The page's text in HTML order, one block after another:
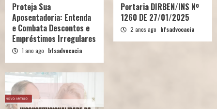
Proteja Sua
Aposentadoria: Entenda
e Combata Descontos e
Empréstimos Irregulares
1 ano ago bfsadvocacia
Portaria DIRBEN/INS Nº
1260 DE 27/01/2025
2 anos ago bfsadvocacia